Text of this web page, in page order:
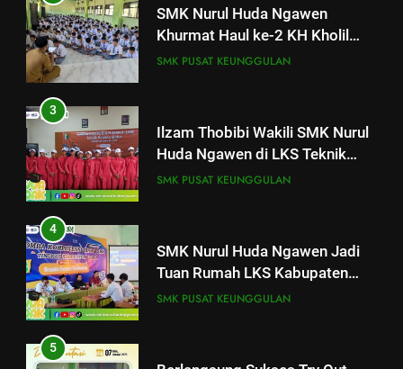
SMK Nurul Huda Ngawen
Khurmat Haul ke-2 KH Kholil
Syarqowi Lengkong Melalui
SMK PUSAT KEUNGGULAN
3
Ilzam Thobibi Wakili SMK Nurul
Huda Ngawen di LKS Teknik
Sepeda Motor Kabupaten Blora
SMK PUSAT KEUNGGULAN
4
SMK Nurul Huda Ngawen Jadi
Tuan Rumah LKS Kabupaten
Blora Bidang Graphic Design
SMK PUSAT KEUNGGULAN
5
25
Pelatihan “Pembentukan dan
BKK